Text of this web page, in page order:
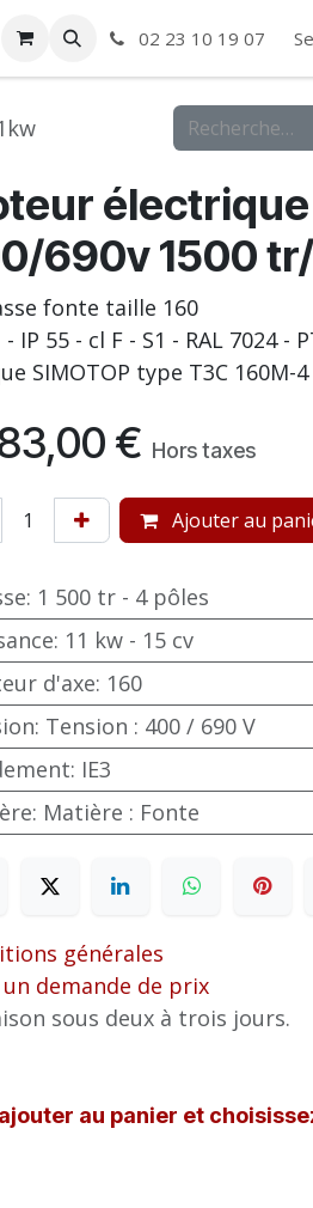
02 23 10 19 07
690v 1500
fonte taille 160
- IP 55 - cl F - S1 - RAL 7024 -
SIMOTOP type T3C 160M-4
€ Hors taxes
Ajouter au
: 1 500 tr - 4 pôles
: 11 kw - 15 cv
d'axe: 160
: Tension : 400 / 690 V
: IE3
: Matière : Fonte
générales
un demande de prix
sous deux à trois jours.
au panier et